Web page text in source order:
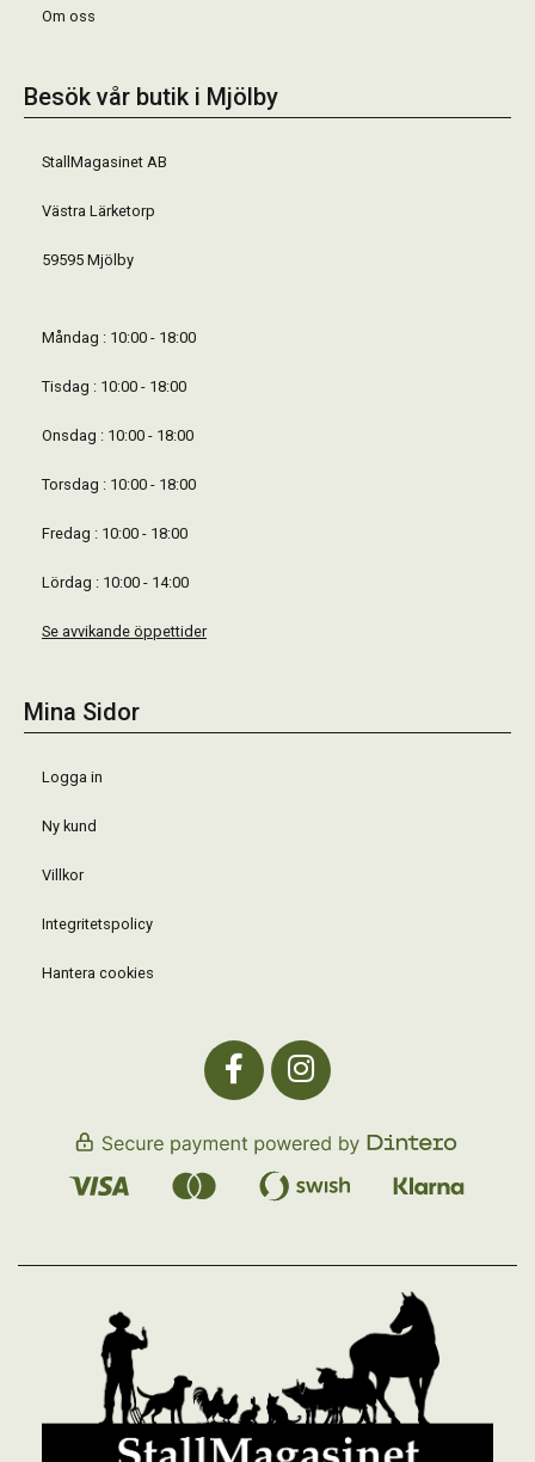
Om oss
Besök vår butik i Mjölby
StallMagasinet AB
Västra Lärketorp
59595 Mjölby
Måndag : 10:00 - 18:00
Tisdag : 10:00 - 18:00
Onsdag : 10:00 - 18:00
Torsdag : 10:00 - 18:00
Fredag : 10:00 - 18:00
Lördag : 10:00 - 14:00
Se avvikande öppettider
Mina Sidor
Logga in
Ny kund
Villkor
Integritetspolicy
Hantera cookies